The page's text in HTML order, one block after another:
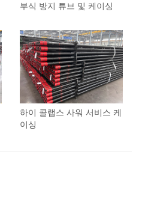
부식 방지 튜브 및 케이싱
하이 콜랩스 사워 서비스 케
이싱